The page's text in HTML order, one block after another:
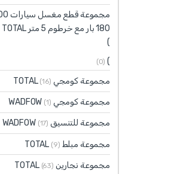
)
)
(0)
مجموعة كومجي TOTAL (16)
مجموعة كومجي WADFOW (1)
مجموعة للتنسيق WADFOW (17)
مجموعة مبلط TOTAL (9)
مجموعة نجارين TOTAL (63)